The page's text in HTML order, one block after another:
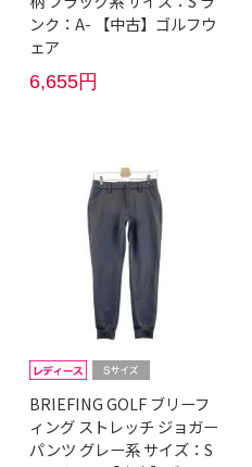
ンク：A- 【中古】ゴルフウ
ェア
6,655円
BRIEFING GOLF ブリーフ
ィング ストレッチ ジョガー
パンツ グレー系 サイズ：S